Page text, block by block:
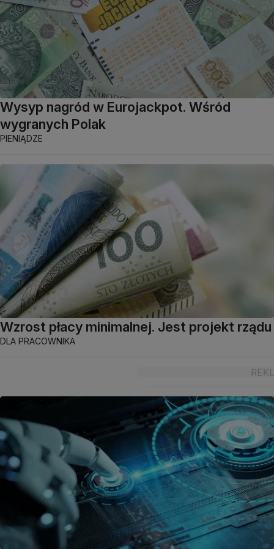
Wysyp nagród w Eurojackpot. Wśród
wygranych Polak
PIENIĄDZE
Wzrost płacy minimalnej. Jest projekt rządu
DLA PRACOWNIKA